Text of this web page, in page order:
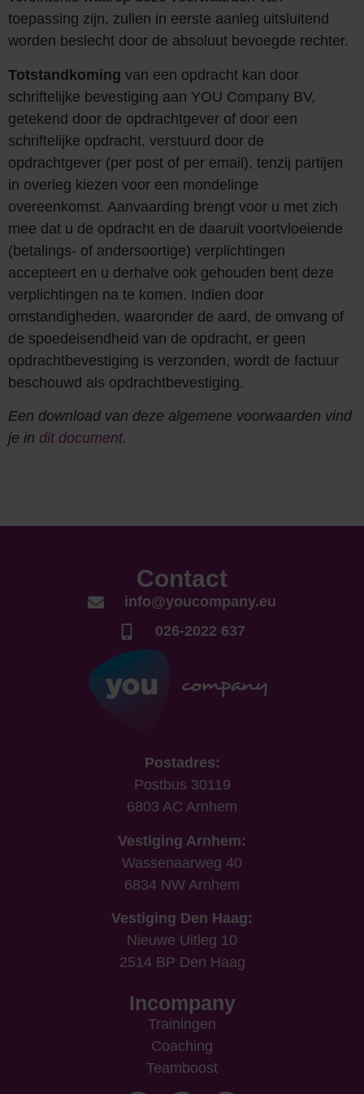
toepassing zijn, zullen in eerste aanleg uitsluitend
worden beslecht door de absoluut bevoegde rechter.
Totstandkoming van een opdracht kan door
schriftelijke bevestiging aan YOU Company BV,
getekend door de opdrachtgever of door een
schriftelijke opdracht, verstuurd door de
opdrachtgever (per post of per email), tenzij partijen
in overleg kiezen voor een mondelinge
overeenkomst. Aanvaarding brengt voor u met zich
mee dat u de opdracht en de daaruit voortvloeiende
(betalings- of andersoortige) verplichtingen
accepteert en u derhalve ook gehouden bent deze
verplichtingen na te komen. Indien door
omstandigheden, waaronder de aard, de omvang of
de spoedeisendheid van de opdracht, er geen
opdrachtbevestiging is verzonden, wordt de factuur
beschouwd als opdrachtbevestiging.
Een download van deze algemene voorwaarden vind
je in dit document.
Contact
info@youcompany.eu
026-2022 637
Postadres:
Postbus 30119
6803 AC Arnhem
Vestiging Arnhem:
Wassenaarweg 40
6834 NW Arnhem
Vestiging Den Haag:
Nieuwe Uitleg 10
2514 BP Den Haag
Incompany
Trainingen
Coaching
Teamboost